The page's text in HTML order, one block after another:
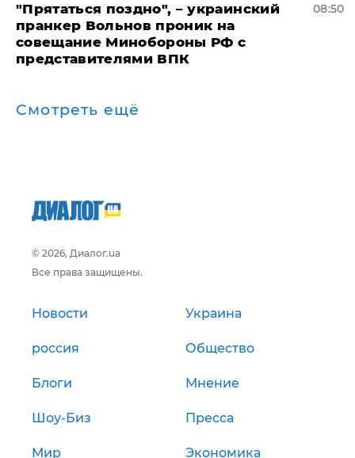
"Прятаться поздно", – украинский
пранкер Вольнов проник на
совещание Минобороны РФ с
представителями ВПК
08:50
Смотреть ещё
© 2026, Диалог.ua
Все права защищены.
Новости Украина
россия Общество
Блоги Мнение
Шоу-Биз Пресса
Мир Экономика